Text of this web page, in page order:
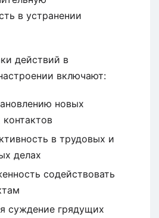
в устранении
действий в
включают:
новых
в трудовых и
делах
содействовать
суждение грядущих